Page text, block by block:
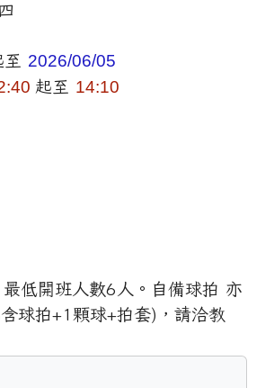
至 2026/06/05
起至 14:10
低開班人數6人。自備球拍 亦
球拍+1顆球+拍套)，請洽教